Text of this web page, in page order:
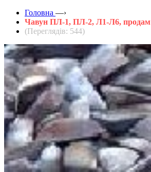
Головна —›
Чавун ПЛ-1, ПЛ-2, Л1-Л6, продам
(Переглядів: 544)